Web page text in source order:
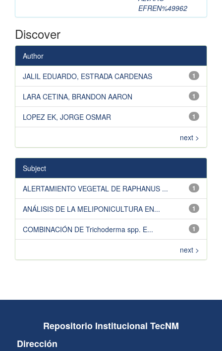
EFREN%49962
Discover
Author
1
JALIL EDUARDO, ESTRADA CARDENAS
1
LARA CETINA, BRANDON AARON
1
LOPEZ EK, JORGE OSMAR
next >
Subject
1
ALERTAMIENTO VEGETAL DE RAPHANUS ...
1
ANÁLISIS DE LA MELIPONICULTURA EN...
1
COMBINACIÓN DE Trichoderma spp. E...
next >
Repositorio Institucional TecNM
Dirección